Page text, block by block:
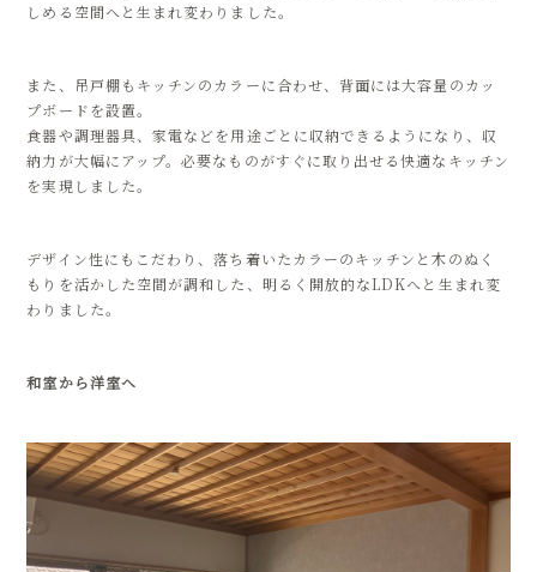
しめる空間へと生まれ変わりました。
また、吊戸棚もキッチンのカラーに合わせ、背面には大容量のカッ
プボードを設置。
食器や調理器具、家電などを用途ごとに収納できるようになり、収
納力が大幅にアップ。必要なものがすぐに取り出せる快適なキッチン
を実現しました。
デザイン性にもこだわり、落ち着いたカラーのキッチンと木のぬく
もりを活かした空間が調和した、明るく開放的なLDKへと生まれ変
わりました。
和室から洋室へ